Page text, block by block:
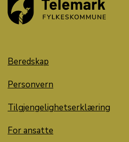
Beredskap
Personvern
Tilgjengelighetserklæring
For ansatte